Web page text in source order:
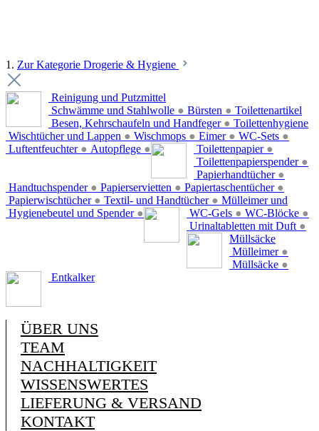
1. Zur Kategorie Drogerie & Hygiene
Reinigung und Putzmittel
Schwämme und Stahlwolle ● Bürsten ●
Besen, Kehrschaufeln und Handfeger ●
Wischtücher und Lappen ● Wischmops ● Eimer ● WC-Sets ●
Luftentfeuchter ● Autopflege ●
Toilettenartikel
Toilettenpapier ●
Toilettenpapierspender ●
Papierhandtücher ●
Handtuchspender ● Papierservietten ● Papiertaschentücher ●
Papierwischtücher ● Textil- und Handtücher ●
Hygienebeutel und Spender ●
Toilettenhygiene
WC-Gels ● WC-Blöcke ●
Urinaltabletten mit Duft ●
Mülleimer und
Müllsäcke
Mülleimer ●
Müllsäcke ●
Entkalker
ÜBER UNS
TEAM
NACHHALTIGKEIT
WISSENSWERTES
LIEFERUNG & VERSAND
KONTAKT